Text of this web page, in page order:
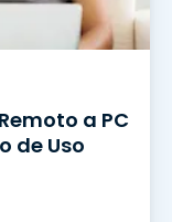
a PC
de Uso